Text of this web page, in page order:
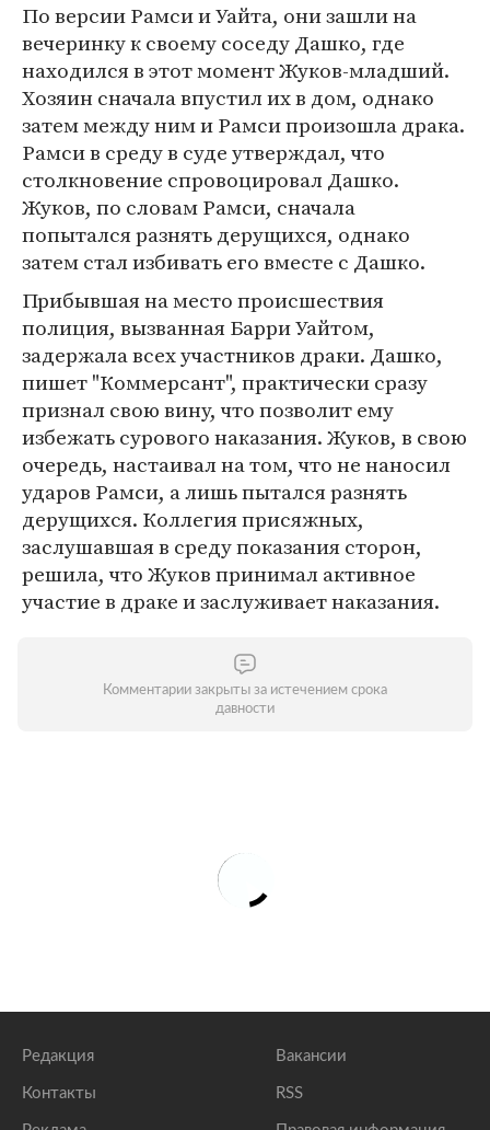
По версии Рамси и Уайта, они зашли на
вечеринку к своему соседу Дашко, где
находился в этот момент Жуков-младший.
Хозяин сначала впустил их в дом, однако
затем между ним и Рамси произошла драка.
Рамси в среду в суде утверждал, что
столкновение спровоцировал Дашко.
Жуков, по словам Рамси, сначала
попытался разнять дерущихся, однако
затем стал избивать его вместе с Дашко.
Прибывшая на место происшествия
полиция, вызванная Барри Уайтом,
задержала всех участников драки. Дашко,
пишет "Коммерсант", практически сразу
признал свою вину, что позволит ему
избежать сурового наказания. Жуков, в свою
очередь, настаивал на том, что не наносил
ударов Рамси, а лишь пытался разнять
дерущихся. Коллегия присяжных,
заслушавшая в среду показания сторон,
решила, что Жуков принимал активное
участие в драке и заслуживает наказания.
Комментарии закрыты за истечением срока
давности
Редакция
Контакты
Вакансии
RSS